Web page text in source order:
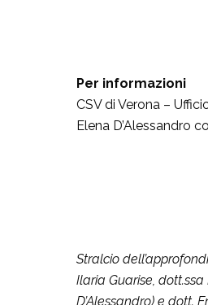
Per informazioni
CSV di Verona –
Elena D’Alessandro
Stralcio
Ilaria Guarise,
D’Alessandro) e dott.